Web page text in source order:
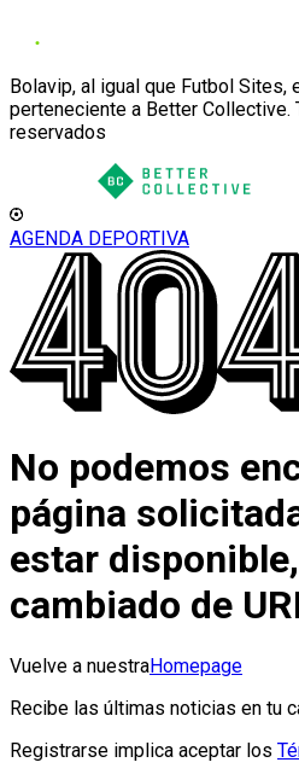
Bolavip, al igual que Futbol Sites,
perteneciente a Better Collective.
reservados
AGENDA DEPORTIVA
No podemos
página
estar
cambiado de
Vuelve a nuestraHomepage
Recibe las últimas noticias en tu
Registrarse implica aceptar los